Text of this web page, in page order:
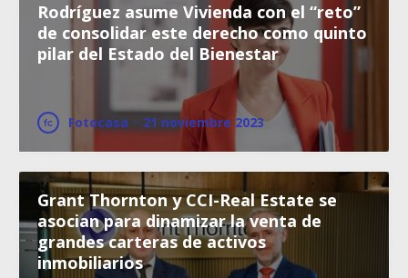
Rodríguez asume Vivienda con el “reto”
de consolidar este derecho como quinto
pilar del Estado del Bienestar
Fotocasa · 21 noviembre 2023
Grant Thornton y CCI-Real Estate se
asocian para dinamizar la venta de
grandes carteras de activos
inmobiliarios